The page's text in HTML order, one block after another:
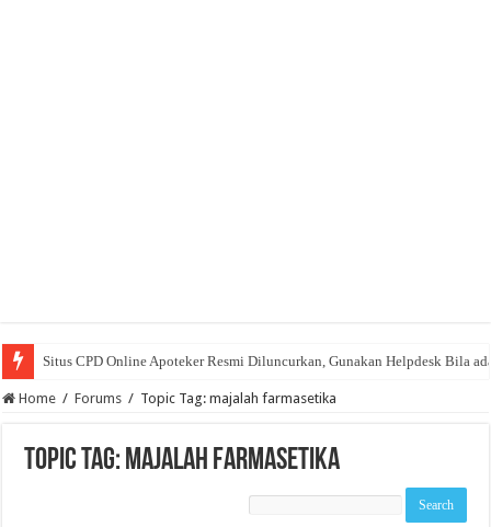
Situs CPD Online Apoteker Resmi Diluncurkan, Gunakan Helpdesk Bila
Home / Forums / Topic Tag: majalah farmasetika
Topic Tag: majalah farmasetika